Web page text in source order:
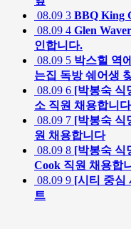
08.09 3 BBQ King
08.09 4 Glen
인합니다.
08.09 5 박스힐 역
는집 독방 쉐어생
08.09 6 [박봉숙 식
소 직원 채용합니
08.09 7 [박봉숙 식
원 채용합니다
08.09 8 [박봉숙 식
Cook 직원 채용합
08.09 9 [시티 중심
트